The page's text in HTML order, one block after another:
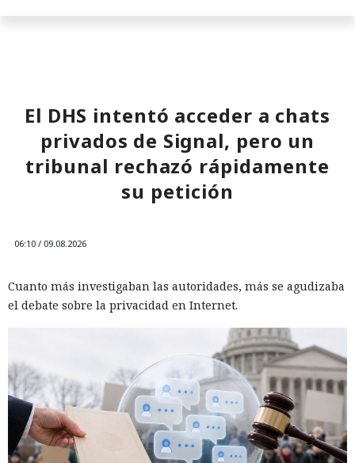
El DHS intentó acceder a chats
privados de Signal, pero un
tribunal rechazó rápidamente
su petición
06:10 / 09.08.2026
Cuanto más investigaban las autoridades, más se agudizaba
el debate sobre la privacidad en Internet.